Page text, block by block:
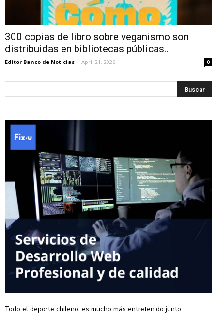
300 copias de libro sobre veganismo son
distribuidas en bibliotecas públicas...
Editor Banco de Noticias - April 21, 2026 0
Todo el deporte chileno, es mucho más entretenido junto